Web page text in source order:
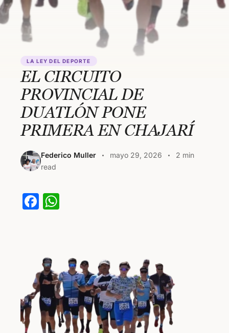
LA LEY DEL DEPORTE
EL CIRCUITO
PROVINCIAL DE
DUATLÓN PONE
PRIMERA EN CHAJARÍ
Federico Muller mayo 29, 2026
2 min
read
F
b
o
o
k
A
p
p